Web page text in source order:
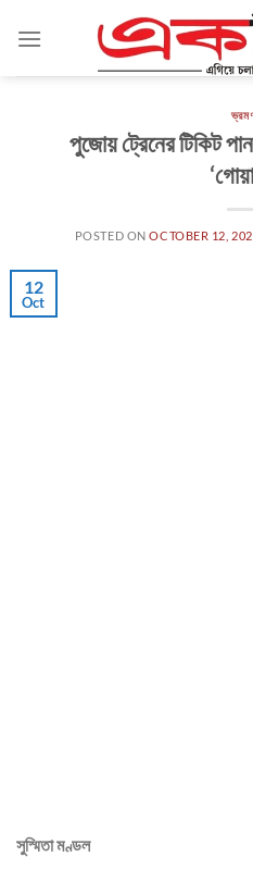
পুজোয় ট্রেনের টিকিট
POSTED ONOCTOBER 12,
12
Oct
সুস্মিতা মণ্ডল